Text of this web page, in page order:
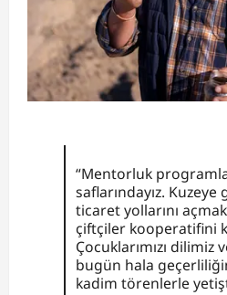
“Mentorluk
saflarındayız. Kuzeye
ticaret yollarını
çiftçiler kooperatifini
Çocuklarımızı
bugün hala
kadim törenlerle